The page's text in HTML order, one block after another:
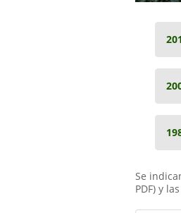
Se
PDF) y